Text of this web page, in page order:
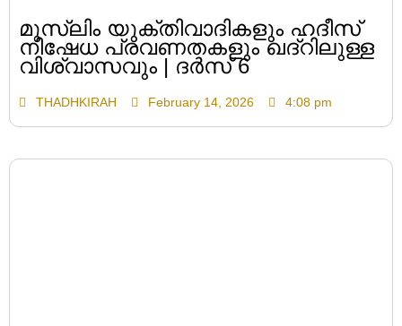
മുസ്ലിം യുക്തിവാദികളും ഹദീസ്
നിഷേധ പ്രവണതകളും ഖദ്റിലുള്ള
വിശ്വാസവും | ദർസ് 6
THADHKIRAH February 14, 2026 4:08 pm